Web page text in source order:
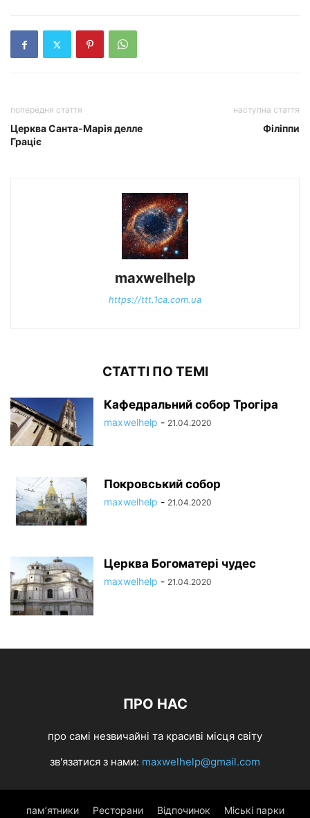
попередня стаття
Церква Санта-Марія делле
Граціє
наступна стаття
Філіппи
maxwelhelp
https://ttt.1ca.com.ua
СТАТТІ ПО ТЕМІ
Кафедральний собор Трогіра
maxwelhelp - 21.04.2020
Покровський собор
maxwelhelp - 21.04.2020
Церква Богоматері чудес
maxwelhelp - 21.04.2020
ПРО НАС
про самі незвичайні та красиві місця світу
зв'язатися з нами: maxwelhelp@gmail.com
пам’ятники Ресторани Відпочинок Міські парки